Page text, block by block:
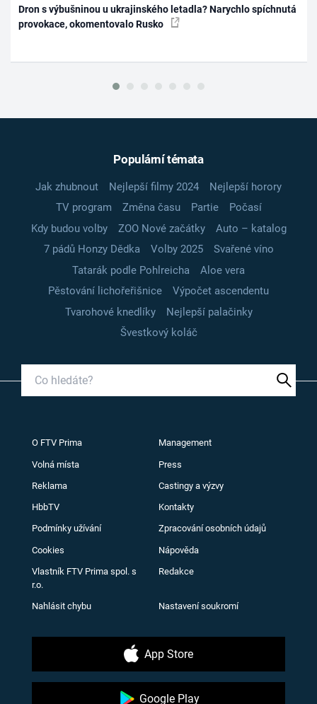
Dron s výbušninou u ukrajinského letadla? Narychlo spíchnutá
provokace, okomentovalo Rusko
Populární témata
Jak zhubnout Nejlepší filmy 2024
Nejlepší horory
TV program
Změna času Partie
Počasí
Kdy budou volby
ZOO Nové začátky
Auto – katalog
7 pádů Honzy Dědka
Volby 2025
Svařené víno
Tatarák podle Pohlreicha
Aloe vera
Pěstování lichořeřišnice
Výpočet ascendentu
Tvarohové knedlíky
Nejlepší palačinky
Švestkový koláč
O FTV Prima Management
Volná místa Press
Reklama Castingy a výzvy
HbbTV Kontakty
Podmínky užívání Zpracování osobních údajů
Cookies Nápověda
Vlastník FTV Prima spol. s
r.o.
Redakce
Nahlásit chybu Nastavení soukromí
App Store
Google Play